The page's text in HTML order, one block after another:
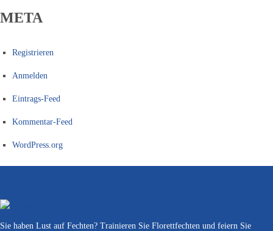
META
Registrieren
Anmelden
Eintrags-Feed
Kommentar-Feed
WordPress.org
Sie haben Lust auf Fechten? Trainieren Sie Florettfechten und feiern Sie